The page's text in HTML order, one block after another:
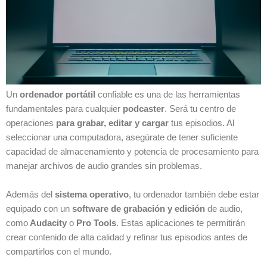
Un ordenador portátil confiable es una de las herramientas
fundamentales para cualquier podcaster. Será tu centro de
operaciones para grabar, editar y cargar tus episodios. Al
seleccionar una computadora, asegúrate de tener suficiente
capacidad de almacenamiento y potencia de procesamiento para
manejar archivos de audio grandes sin problemas.
Además del sistema operativo, tu ordenador también debe estar
equipado con un software de grabación y edición de audio,
como Audacity o Pro Tools. Estas aplicaciones te permitirán
crear contenido de alta calidad y refinar tus episodios antes de
compartirlos con el mundo.